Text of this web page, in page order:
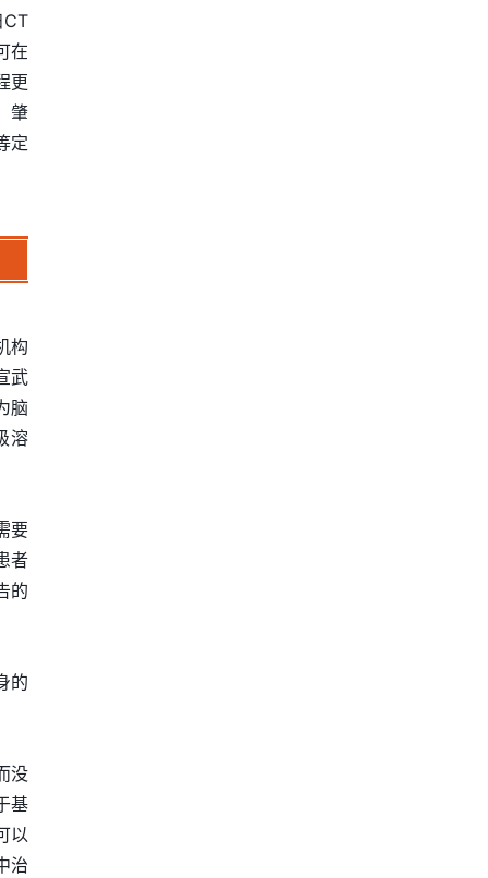
在
更
肇
定
构
武
脑
溶
要
者
的
的
没
基
以
治